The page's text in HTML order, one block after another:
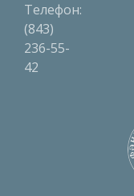
Телефон:
(843)
236-55-
42